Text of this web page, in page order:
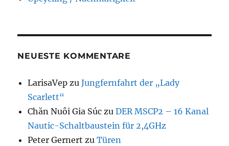
NEUESTE KOMMENTARE
LarisaVep zuJungfernfahrt der „Lady
Scarlett“
Chăn Nuôi Gia Súc zuDER MSCP2 – 16 Kanal
Nautic-Schaltbaustein für 2,4GHz
Peter Gernert zuTüren